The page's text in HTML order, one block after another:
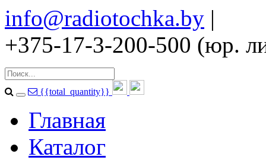
info@radiotochka.by |
+375-17-3-200-500 (юр.
{{total_quantity}}
Главная
Каталог